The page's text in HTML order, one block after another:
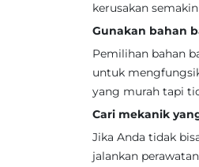
kerusakan
Gunakan bahan
Pemilihan bahan
untuk
yang murah tapi
Cari mekanik
Jika Anda tidak
jalankan